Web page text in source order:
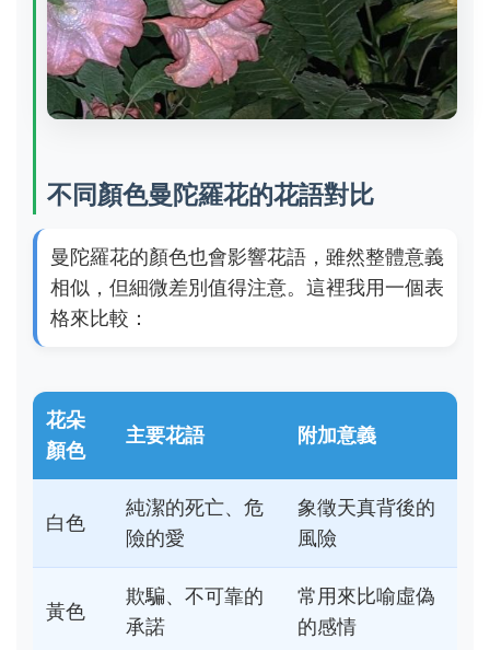
不同顏色曼陀羅花的花語對比
曼陀羅花的顏色也會影響花語，雖然整體意義
相似，但細微差別值得注意。這裡我用一個表
格來比較：
花朵
顏色
主要花語 附加意義
白色
純潔的死亡、危
險的愛
象徵天真背後的
風險
黃色
欺騙、不可靠的
承諾
常用來比喻虛偽
的感情